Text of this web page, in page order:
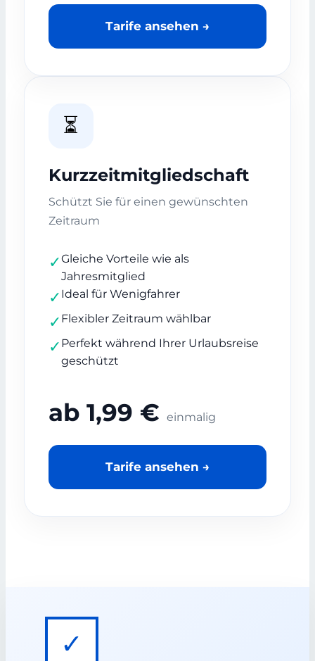
Tarife ansehen →
⏳
Kurzzeitmitgliedschaft
Schützt Sie für einen gewünschten
Zeitraum
✓Gleiche Vorteile wie als
Jahresmitglied
✓ Ideal für Wenigfahrer
✓ Flexibler Zeitraum wählbar
✓ Perfekt während Ihrer Urlaubsreise
geschützt
ab 1,99 € einmalig
Tarife ansehen →
✓